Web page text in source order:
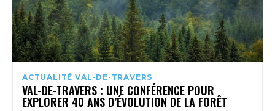
ACTUALITÉ VAL-DE-TRAVERS
VAL-DE-TRAVERS : UNE CONFÉRENCE POUR
EXPLORER 40 ANS D’ÉVOLUTION DE LA FORÊT